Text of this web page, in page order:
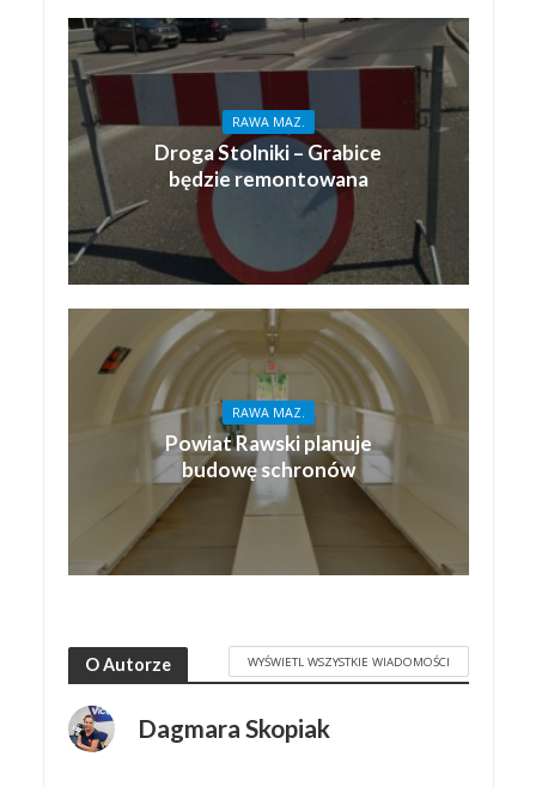
RAWA MAZ.
Droga Stolniki – Grabice
będzie remontowana
RAWA MAZ.
Powiat Rawski planuje
budowę schronów
O Autorze WYŚWIETL WSZYSTKIE WIADOMOŚCI
Dagmara Skopiak